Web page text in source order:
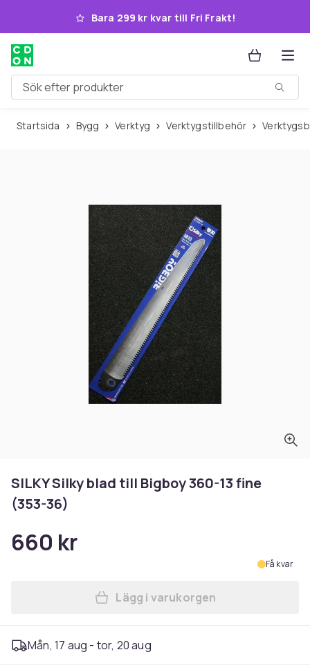
Hoppa till huvudinnehållet
Bara 299 kr kvar till Fri Frakt!
Sök efter produkter
Startsida Bygg Verktyg Verktygstillbehör
SILKY Silky blad till Bigboy 360-13 fine
(353-36)
660 kr
Få kvar
Lägg till SILKY Silky blad
Lägg i varukorgen
Mån, 17 aug - tor, 20 aug